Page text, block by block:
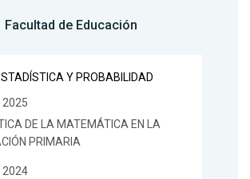
Facultad de Educación
Y PROBABILIDAD
DE LA MATEMÁTICA EN LA
PRIMARIA